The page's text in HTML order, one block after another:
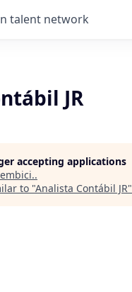
talent network
JR
accepting applications
.
to "Analista Contábil JR"